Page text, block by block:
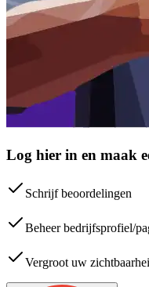
Log hier in en maak
Schrijf beoordelingen
Beheer bedrijfsprofiel/
Vergroot uw